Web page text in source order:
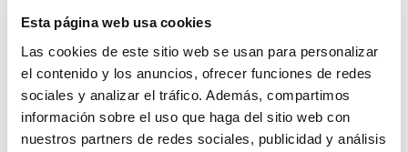
Esta página web usa cookies
Las cookies de este sitio web se usan para personalizar
el contenido y los anuncios, ofrecer funciones de redes
sociales y analizar el tráfico. Además, compartimos
información sobre el uso que haga del sitio web con
nuestros partners de redes sociales, publicidad y análisis
respondido por las personas condiscapacidad
seleccionadas”.
Lascomunidades autónomasproporcionarán el personal
sanitario para la realización del proyecto y serán las encargadas